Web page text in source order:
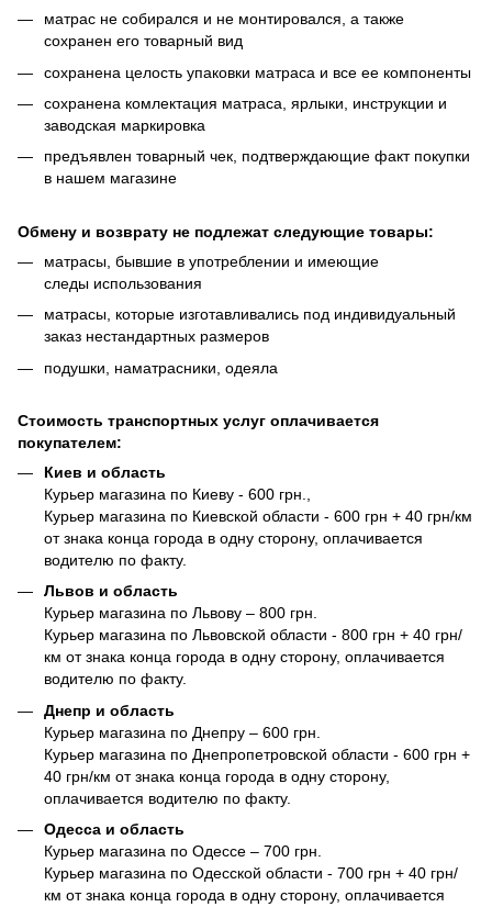
матрас не собирался и не монтировался, а также
сохранен его товарный вид
сохранена целость упаковки матраса и все ее компоненты
сохранена комлектация матраса, ярлыки, инструкции и
заводская маркировка
предъявлен товарный чек, подтверждающие факт покупки
в нашем магазине
Обмену и возврату не подлежат следующие товары:
матрасы, бывшие в употреблении и имеющие
следы использования
матрасы, которые изготавливались под индивидуальный
заказ нестандартных размеров
подушки, наматрасники, одеяла
Стоимость транспортных услуг оплачивается
покупателем:
Киев и область
Курьер магазина по Киеву - 600 грн.,
Курьер магазина по Киевской области - 600 грн + 40 грн/км
от знака конца города в одну сторону, оплачивается
водителю по факту.
Львов и область
Курьер магазина по Львову – 800 грн.
Курьер магазина по Львовской области - 800 грн + 40 грн/
км от знака конца города в одну сторону, оплачивается
водителю по факту.
Днепр и область
Курьер магазина по Днепру – 600 грн.
Курьер магазина по Днепропетровской области - 600 грн +
40 грн/км от знака конца города в одну сторону,
оплачивается водителю по факту.
Одесса и область
Курьер магазина по Одессе – 700 грн.
Курьер магазина по Одесской области - 700 грн + 40 грн/
км от знака конца города в одну сторону, оплачивается